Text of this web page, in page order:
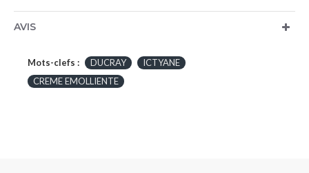
AVIS
Mots-clefs : DUCRAY
ICTYANE
CREME EMOLLIENTE